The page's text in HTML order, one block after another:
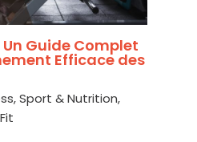
Un Guide Complet
Efficace des
,Sport & Nutrition,